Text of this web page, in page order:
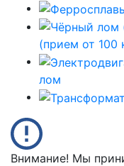
(прием от 100
лом
Внимание! Мы